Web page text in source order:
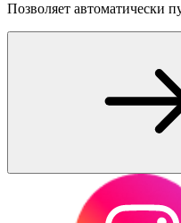
Позволяет автоматически